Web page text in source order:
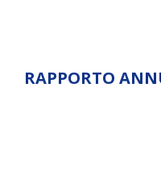
RAPPORTO